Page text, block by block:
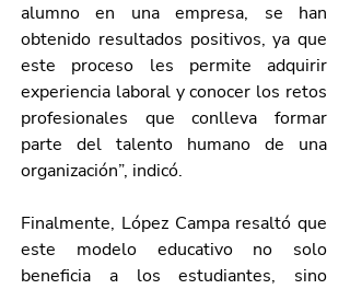
alumno en una empresa, se han
obtenido resultados positivos, ya que
este proceso les permite adquirir
experiencia laboral y conocer los retos
profesionales que conlleva formar
parte del talento humano de una
organización”, indicó.
Finalmente, López Campa resaltó que
este modelo educativo no solo
beneficia a los estudiantes, sino